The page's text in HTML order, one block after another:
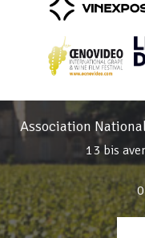
Association
13 bis